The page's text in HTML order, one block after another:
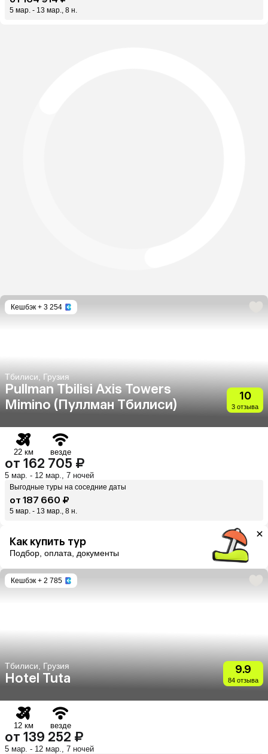
5 мар. - 13 мар., 8 н.
Кешбэк + 3 254
Тбилиси, Грузия
Pullman Tbilisi Axis Towers
Mimino (Пуллман Тбилиси)
10
3 отзыва
22 км везде
от 162 705 ₽
5 мар. - 12 мар., 7 ночей
Выгодные туры на соседние даты
от 187 660 ₽
5 мар. - 13 мар., 8 н.
Как купить тур
Подбор, оплата, документы
Кешбэк + 2 785
Тбилиси, Грузия
Hotel Tuta
9.9
84 отзыва
12 км везде
от 139 252 ₽
5 мар. - 12 мар., 7 ночей